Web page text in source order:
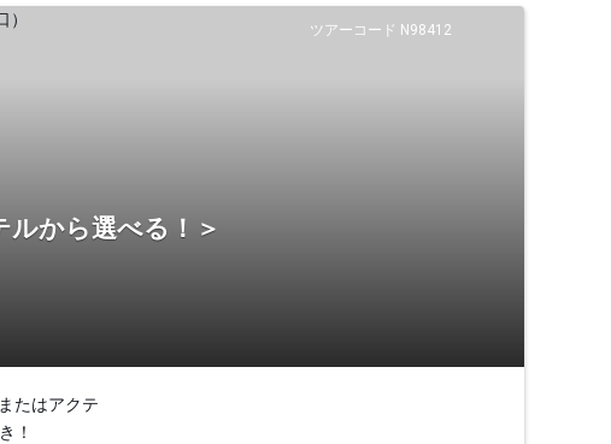
ツアーコード N98412
から選べる！＞
たはアクテ
！